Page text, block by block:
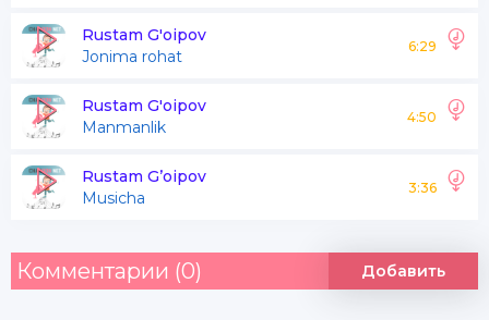
Rustam G'oipov
Jonima rohat
6:29
Rustam G'oipov
Manmanlik
4:50
Rustam G’oipov
Musicha
3:36
Комментарии (0) Добавить